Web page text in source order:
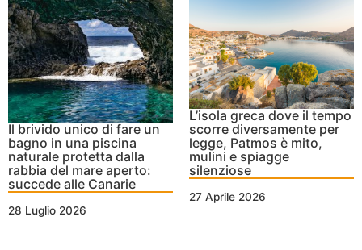
Il brivido unico di fare un
bagno in una piscina
naturale protetta dalla
rabbia del mare aperto:
succede alle Canarie
28 Luglio 2026
L’isola greca dove il tempo
scorre diversamente per
legge, Patmos è mito,
mulini e spiagge
silenziose
27 Aprile 2026